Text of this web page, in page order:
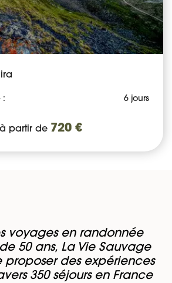
: 6 jours
à partir de 720 €
voyages en randonnée
50 ans, La Vie Sauvage
des expériences
350 séjours en France